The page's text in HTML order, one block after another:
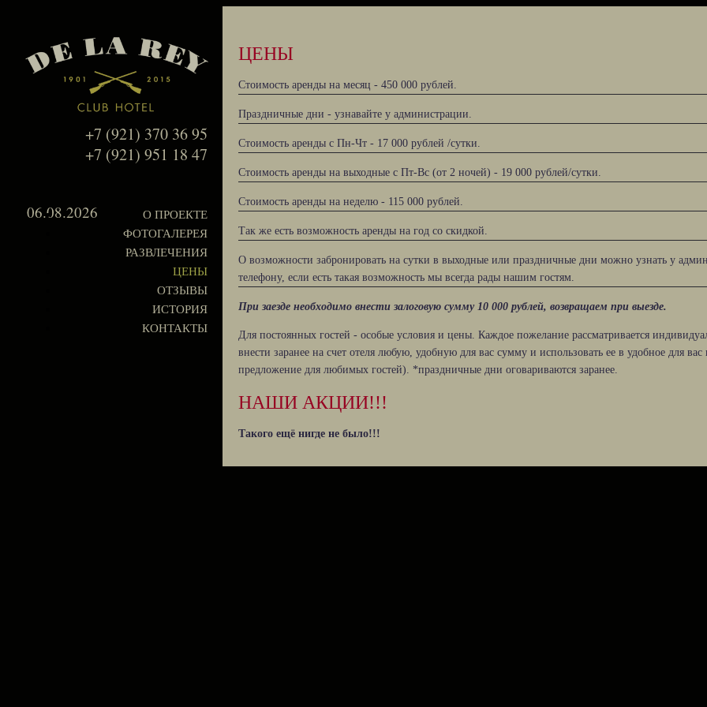
+7 (921) 370 36 95
+7 (921) 951 18 47
06.08.2026
О ПРОЕКТЕ
ФОТОГАЛЕРЕЯ
РАЗВЛЕЧЕНИЯ
ЦЕНЫ
ОТЗЫВЫ
ИСТОРИЯ
КОНТАКТЫ
ЦЕНЫ
Стоимость аренды на месяц - 450 000 рублей.
Праздничные дни - узнавайте у администрации.
Стоимость аренды с Пн-Чт - 17 000 рублей /сутки.
Стоимость аренды на выходные с Пт-Вс (от 2 ночей) - 19 000 рублей/сутки.
Стоимость аренды на неделю - 115 000 рублей.
Так же есть возможность аренды на год со скидкой.
О возможности забронировать на сутки в выходные или праздничные дни можно узнать у
телефону, если есть такая возможность мы всегда рады нашим гостям.
При заезде необходимо внести залоговую сумму 10 000 рублей, возвращаем при выезде.
Для постоянных гостей - особые условия и цены. Каждое пожелание рассматривается
внести заранее на счет отеля любую, удобную для вас сумму и использовать ее в удобное для
предложение для любимых гостей). *праздничные дни оговариваются заранее.
НАШИ АКЦИИ!!!
Такого ещё нигде не было!!!